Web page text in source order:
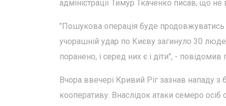
адміністрації Тимур Ткаченко писав, що не
"Пошукова операція буде продовжуватись
учорашній удар по Києву загинуло 30
поранено, і серед них є і діти", -
Вчора ввечері Кривий Ріг зазнав нападу з
кооперативу. Внаслідок атаки семеро